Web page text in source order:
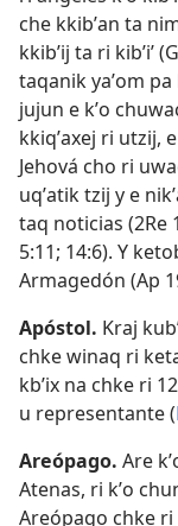
che kkibʼan ta
kkibʼij ta ri kibʼiʼ (
taqanik yaʼom pa
jujun e kʼo
kkiqʼaxej ri utzij,
Jehová cho ri
uqʼatik tzij y e
taq noticias (2Re
5:11; 14:6). Y
Armagedón (Ap
Apóstol. Kraj
chke winaq ri
kbʼix na chke ri
u representante (
Areópago. Are
Atenas, ri kʼo
Areópago chke ri